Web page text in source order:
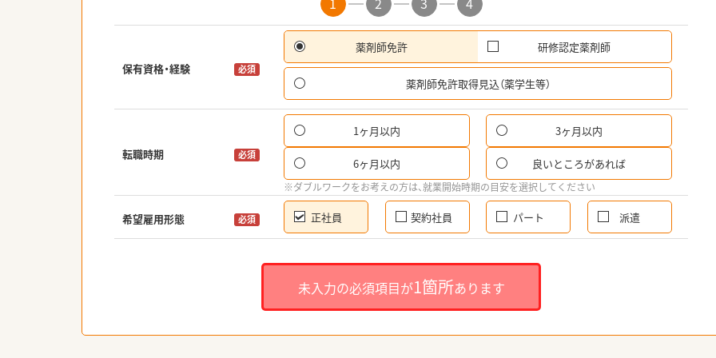
保有資格・経験 必須
薬剤師免許 研修認定薬剤師
薬剤師免許取得見込（薬学生等）
転職時期 必須
1ヶ月以内 3ヶ月以内
6ヶ月以内 良いところがあれば
※ダブルワークをお考えの方は、就業開始時期の目安を選択してください
希望雇用形態 必須 正社員 契約社員 パート 派遣
未入力の必須項目が1箇所あります